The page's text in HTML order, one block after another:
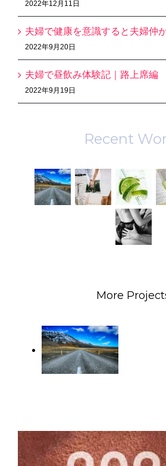
2022年12月11日
夫婦で健康を意識すると夫婦仲
2022年9月20日
夫婦で昼飲み体験記｜路上席編
2022年9月19日
Recent
More
Self
enlightenment
Charging
time